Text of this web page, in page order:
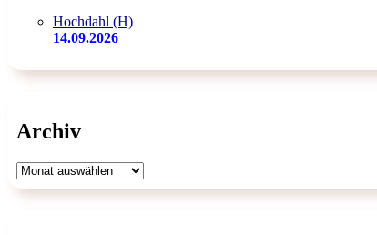
Hochdahl (H)
14.09.2026
Archiv
Archiv